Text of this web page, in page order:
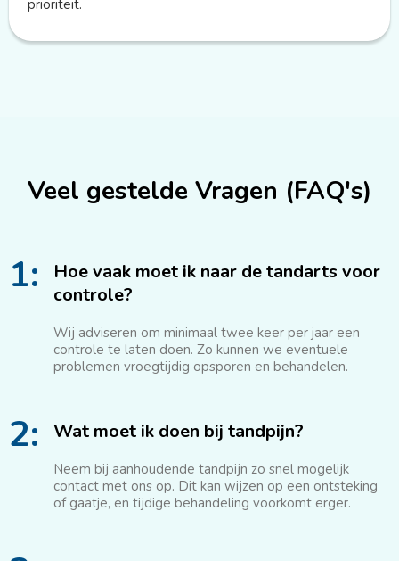
prioriteit.
Veel gestelde Vragen (FAQ's)
1:
Hoe vaak moet ik naar de tandarts voor
controle?
Wij adviseren om minimaal twee keer per jaar een
controle te laten doen. Zo kunnen we eventuele
problemen vroegtijdig opsporen en behandelen.
2: Wat moet ik doen bij tandpijn?
Neem bij aanhoudende tandpijn zo snel mogelijk
contact met ons op. Dit kan wijzen op een ontsteking
of gaatje, en tijdige behandeling voorkomt erger.